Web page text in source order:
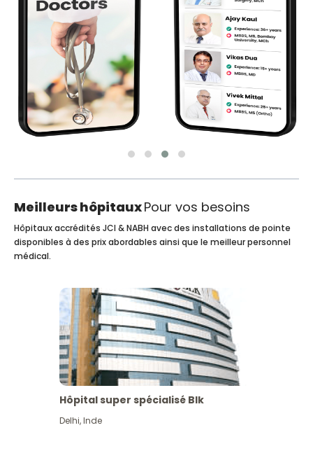
Meilleurs hôpitauxPour vos besoins
Hôpitaux accrédités JCI & NABH avec des installations de pointe
disponibles à des prix abordables ainsi que le meilleur personnel
médical.
Hôpital super spécialisé Blk
Delhi,Inde